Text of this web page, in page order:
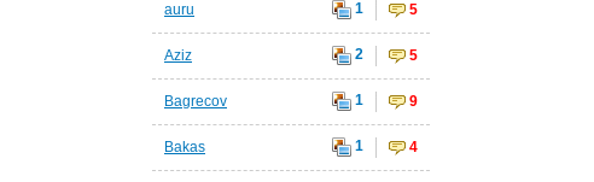
auru 1 5
Aziz 2 5
Bagrecov 1 9
Bakas 1 4